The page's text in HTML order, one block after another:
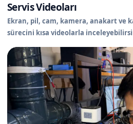
Servis Videoları
Ekran, pil, cam, kamera, anakart ve
sürecini kısa videolarla